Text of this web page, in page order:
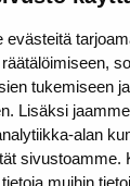
evästeitä
tukemiseen
Lisäksi
alan
sivustoamme.
muihin
11